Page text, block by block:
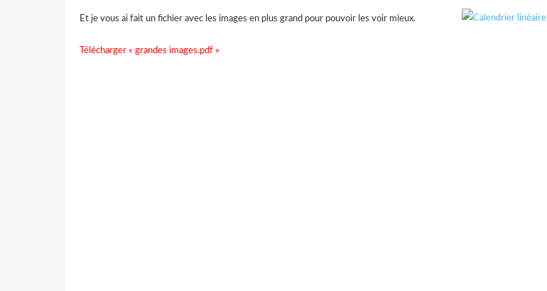
Et je vous ai fait un fichier avec les images en plus grand pour pouvoir les voir mieux.
Télécharger « grandes images.pdf »